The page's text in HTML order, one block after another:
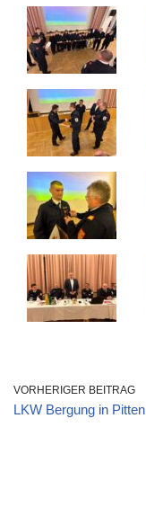
VORHERIGER BEITRAG
LKW Bergung in Pitten